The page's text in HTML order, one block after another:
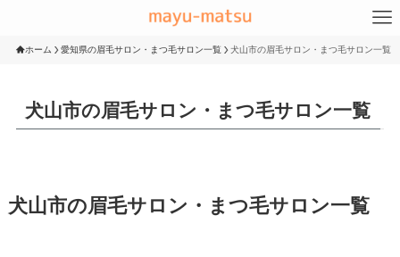
ホーム 愛知県の眉毛サロン・まつ毛サロン一覧 犬山市の眉毛サロン・まつ毛サロン一覧
犬山市の眉毛サロン・まつ毛サロン一覧
犬山市の眉毛サロン・まつ毛サロン一覧